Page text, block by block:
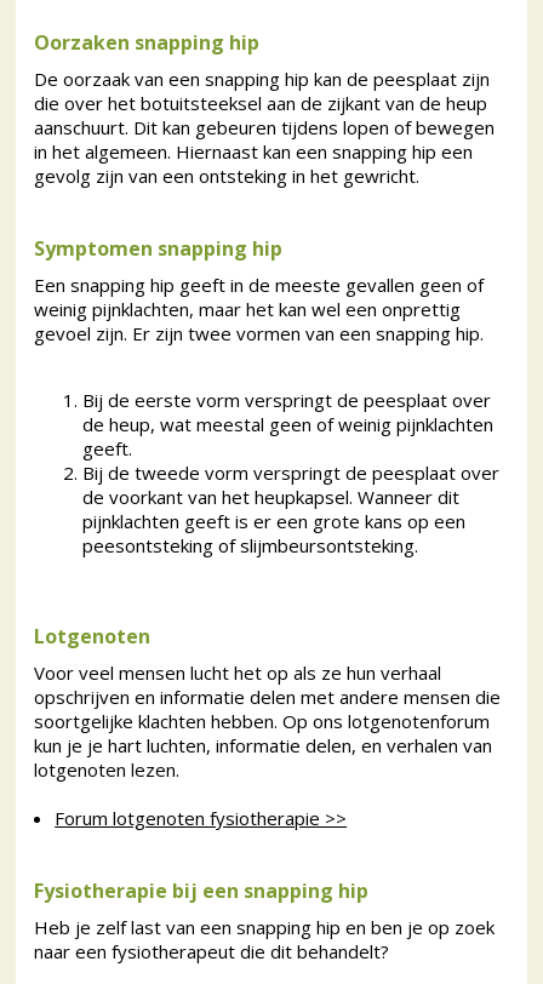
Oorzaken snapping hip
De oorzaak van een snapping hip kan de peesplaat zijn
die over het botuitsteeksel aan de zijkant van de heup
aanschuurt. Dit kan gebeuren tijdens lopen of bewegen
in het algemeen. Hiernaast kan een snapping hip een
gevolg zijn van een ontsteking in het gewricht.
Symptomen snapping hip
Een snapping hip geeft in de meeste gevallen geen of
weinig pijnklachten, maar het kan wel een onprettig
gevoel zijn. Er zijn twee vormen van een snapping hip.
Bij de eerste vorm verspringt de peesplaat over
de heup, wat meestal geen of weinig pijnklachten
geeft.
Bij de tweede vorm verspringt de peesplaat over
de voorkant van het heupkapsel. Wanneer dit
pijnklachten geeft is er een grote kans op een
peesontsteking of slijmbeursontsteking.
Lotgenoten
Voor veel mensen lucht het op als ze hun verhaal
opschrijven en informatie delen met andere mensen die
soortgelijke klachten hebben. Op ons lotgenotenforum
kun je je hart luchten, informatie delen, en verhalen van
lotgenoten lezen.
Forum lotgenoten fysiotherapie >>
Fysiotherapie bij een snapping hip
Heb je zelf last van een snapping hip en ben je op zoek
naar een fysiotherapeut die dit behandelt?